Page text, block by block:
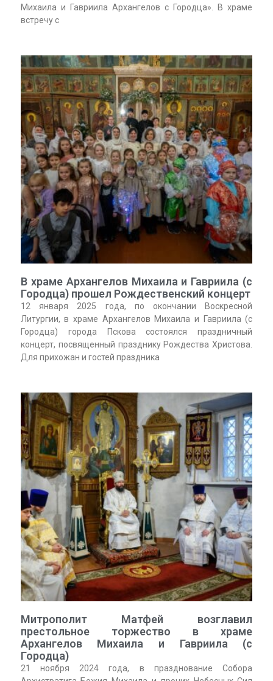
Михаила и Гавриила Архангелов с Городца». В храме
встречу с
В храме Архангелов Михаила и Гавриила (с
Городца) прошел Рождественский концерт
12 января 2025 года, по окончании Воскресной
Литургии, в храме Архангелов Михаила и Гавриила (с
Городца) города Пскова состоялся праздничный
концерт, посвященный празднику Рождества Христова.
Для прихожан и гостей праздника
Митрополит Матфей возглавил
престольное торжество в храме
Архангелов Михаила и Гавриила (с
Городца)
21 ноября 2024 года, в празднование Собора